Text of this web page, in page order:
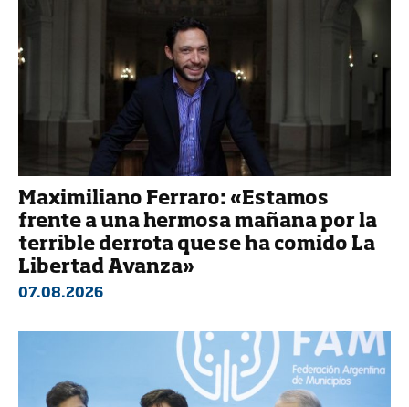
Maximiliano Ferraro: «Estamos
frente a una hermosa mañana por la
terrible derrota que se ha comido La
Libertad Avanza»
07.08.2026